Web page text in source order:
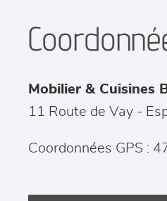
Mobilier & Cuisines
11 Route de Vay -
Coordonnées GPS :